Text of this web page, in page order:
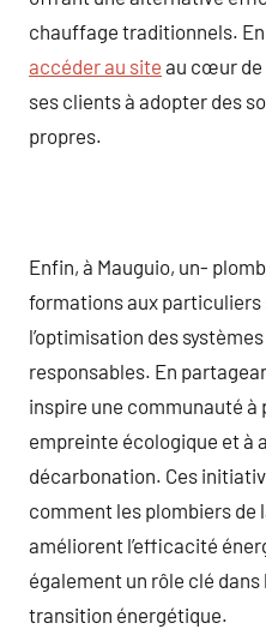
chauffage traditionnels.
accéder au site au cœur de
ses clients à adopter des
propres.
Enfin, à Mauguio, un-
formations aux particuliers
l’optimisation des
responsables. En
inspire une communauté
empreinte écologique et à
décarbonation. Ces
comment les plombiers de
améliorent l’efficacité
également un rôle clé
transition énergétique.